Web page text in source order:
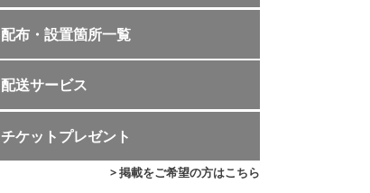
配布・設置箇所一覧
配送サービス
チケットプレゼント
> 掲載をご希望の方はこちら